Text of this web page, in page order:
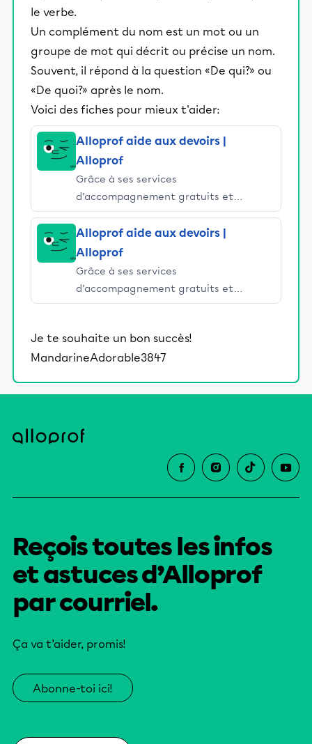
le verbe.
Un complément du nom est un mot ou un
groupe de mot qui décrit ou précise un nom.
Souvent, il répond à la question «De qui?» ou
«De quoi?» après le nom.
Voici des fiches pour mieux t'aider:
Alloprof aide aux devoirs |
Alloprof
Grâce à ses services
d’accompagnement gratuits et
stimulants, Alloprof engage les élèves
et leurs parents dans la réussite
éducative.
Alloprof aide aux devoirs |
Alloprof
Grâce à ses services
d’accompagnement gratuits et
stimulants, Alloprof engage les élèves
éducative.
Je te souhaite un bon succès!
MandarineAdorable3847
Reçois toutes les infos
et astuces d’Alloprof
par courriel.
Ça va t’aider, promis!
Abonne-toi ici!